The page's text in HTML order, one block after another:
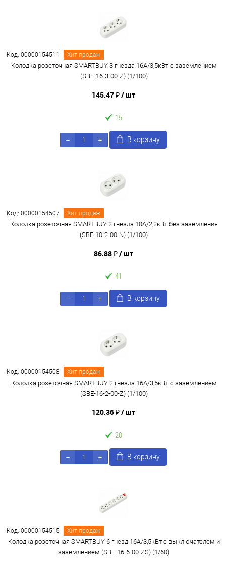
Код: 00000154511 Хит продаж
Колодка розеточная SMARTBUY 3 гнезда 16А/3,5кВт c заземлением
(SBE-16-3-00-Z) (1/100)
145.47 ₽/ шт
15
В корзину
Код: 00000154507 Хит продаж
Колодка розеточная SMARTBUY 2 гнезда 10А/2,2кВт без заземления
(SBE-10-2-00-N) (1/100)
86.88 ₽/ шт
41
В корзину
Код: 00000154508 Хит продаж
Колодка розеточная SMARTBUY 2 гнезда 16А/3,5кВт c заземлением
(SBE-16-2-00-Z) (1/100)
120.36 ₽/ шт
20
В корзину
Код: 00000154515 Хит продаж
Колодка розеточная SMARTBUY 6 гнезд 16А/3,5кВт c выключателем и
заземлением (SBE-16-6-00-ZS) (1/60)